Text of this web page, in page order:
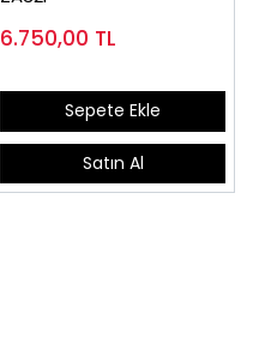
6.750,00 TL
Sepete Ekle
Satın Al